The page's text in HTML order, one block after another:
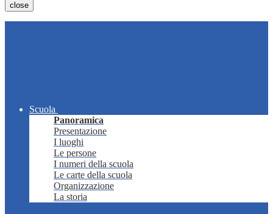
close
Scuola
Panoramica
Presentazione
I luoghi
Le persone
I numeri della scuola
Le carte della scuola
Organizzazione
La storia